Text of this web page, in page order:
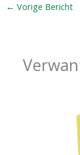
← Vorige Bericht